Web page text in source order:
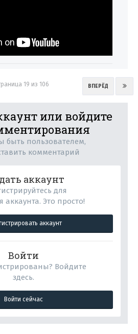
ВПЕРЁД
19 из 106
или войдите
быть пользователем,
комментарий
аккаунт
для
аккаунта. Это просто!
аккаунт
Войти
Войдите
здесь.
Войти сейчас